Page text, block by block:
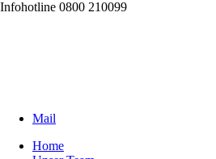
Infohotline 0800 210099
Mail
Home